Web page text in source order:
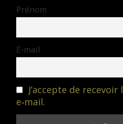
Prénom
E-mail
J’accepte de
e‑mail.